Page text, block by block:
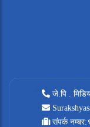
जे.पि .
संपर्क